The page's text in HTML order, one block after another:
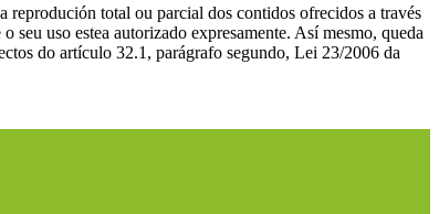
reprodución total ou parcial dos contidos ofrecidos a través
seu uso estea autorizado expresamente. Así mesmo, queda
do artículo 32.1, parágrafo segundo, Lei 23/2006 da